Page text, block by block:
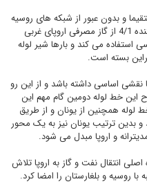
و بدون عبور از شبکه های روسیه
وارد بازار اروپا می شود. روسیه که تامین کننده 4/1 از گاز مصرفی اروپای غربی
استفاده می کند و بارها شیر لوله
بسته است.
نقشی اساسی داشته باشد و از این رو
این خط لوله دومین گام مهم این
همچنین از یونان و از طریق
و بدین ترتیب یونان نیز به یک محور
و اروپا مبدل می شود.
انتقال نفت و گاز به اروپا تلاش
روسیه و بلغارستان را امضا کرد.